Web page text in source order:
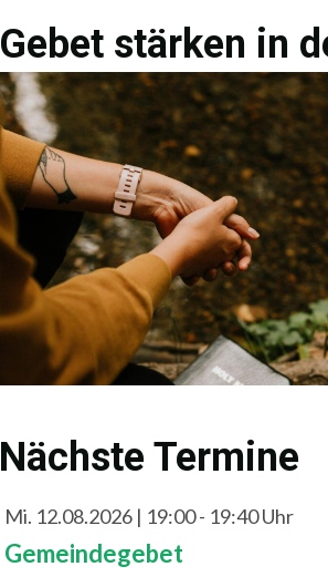
Gebet stärken in
Nächste Termine
Mi. 12.08.2026 | 19:00 - 19:40 Uhr
Gemeindegebet